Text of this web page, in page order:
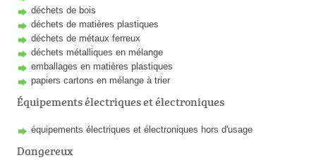
déchets de bois
déchets de matières plastiques
déchets de métaux ferreux
déchets métalliques en mélange
emballages en matières plastiques
papiers cartons en mélange à trier
Équipements électriques et électroniques
équipements électriques et électroniques hors d'usage
Dangereux